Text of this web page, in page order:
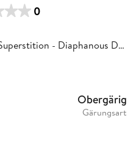
0
Superstition - Diaphanous Dreams
Obergärig
Gärungsart